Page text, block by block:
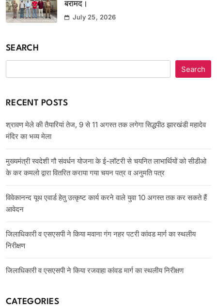
बरामद।
July 25, 2026
SEARCH
Search
RECENT POSTS
श्रावण मेले की तैयारियां तेज, 9 से 11 अगस्त तक लगेगा सिद्धपीठ झारखंडी महादेव
मंदिर का भव्य मेला
मुख्यमंत्री स्वदेशी गौ संवर्धन योजना के ई-लॉटरी से चयनित लाभार्थियों को सीडीओ
के कर कमलो द्वारा वितरित कराया गया चयन पत्र व अनुमति पत्र
विवेकानन्द यूथ एवार्ड हेतु उत्कृष्ट कार्य करने वाले युवा 10 अगस्त तक कर सकते हैं
आवेदन
जिलाधिकारी व एसएसपी ने किया मवाना गंग नहर पटरी कांवड मार्ग का स्थलीय
निरीक्षण
जिलाधिकारी व एसएसपी ने किया रजवाहा कांवड मार्ग का स्थलीय निरीक्षण
CATEGORIES